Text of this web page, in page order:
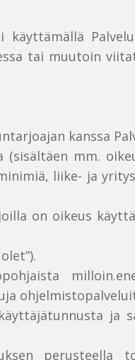
käyttämällä
tai muutoin
kanssa
(sisältäen mm.
liike- ja
on oikeus
ja